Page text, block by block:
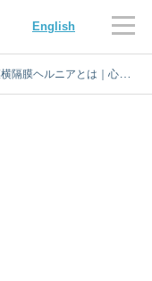
English
は｜心不全を疑われた心膜横隔膜ヘルニアのマンチカンの一例